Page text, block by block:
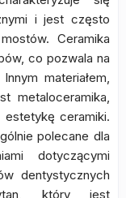
i jest często
Ceramika
co pozwala na
materiałem,
metaloceramika,
estetykę ceramiki.
polecane dla
dotyczącymi
dentystycznych
który jest